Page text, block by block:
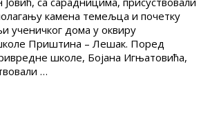
камена темељца и почетку
ученичког дома у оквиру
Приштина – Лешак. Поред
школе, Бојана Игњатовића,
…